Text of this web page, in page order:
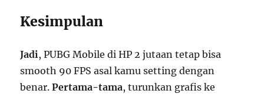
Kesimpulan
Jadi, PUBG Mobile di HP 2 jutaan tetap bisa
smooth 90 FPS asal kamu setting dengan
benar.Pertama-tama, turunkan grafis ke